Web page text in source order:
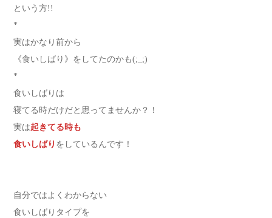
という方!!
*
実はかなり前から
《食いしばり》をしてたのかも(;_;)
*
食いしばりは
寝てる時だけだと思ってませんか？！
実は起きてる時も
食いしばり をしているんです！
自分ではよくわからない
食いしばりタイプを